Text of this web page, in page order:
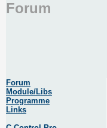
Forum
Forum
Module/Libs
Programme
Links